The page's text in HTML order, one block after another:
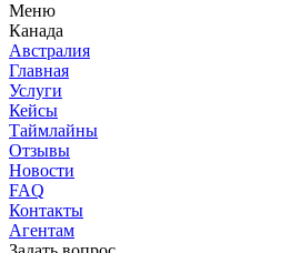
Меню
Канада
Австралия
Главная
Услуги
Кейсы
Таймлайны
Отзывы
Новости
FAQ
Контакты
Агентам